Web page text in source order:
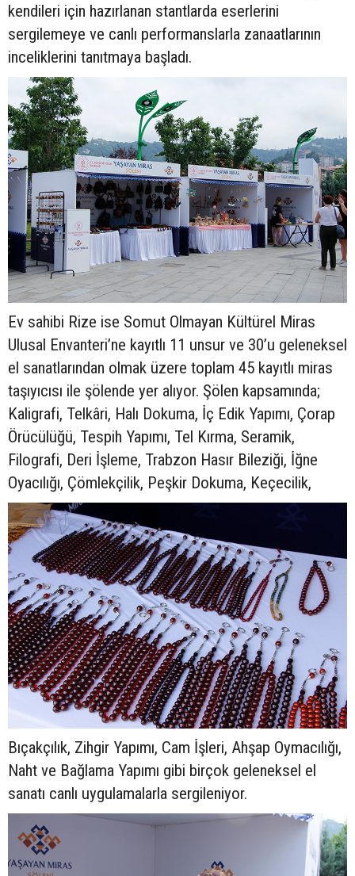
kendileri için hazırlanan stantlarda eserlerini
sergilemeye ve canlı performanslarla zanaatlarının
inceliklerini tanıtmaya başladı.
Ev sahibi Rize ise Somut Olmayan Kültürel Miras
Ulusal Envanteri’ne kayıtlı 11 unsur ve 30’u geleneksel
el sanatlarından olmak üzere toplam 45 kayıtlı miras
taşıyıcısı ile şölende yer alıyor. Şölen kapsamında;
Kaligrafi, Telkâri, Halı Dokuma, İç Edik Yapımı, Çorap
Örücülüğü, Tespih Yapımı, Tel Kırma, Seramik,
Filografi, Deri İşleme, Trabzon Hasır Bileziği, İğne
Oyacılığı, Çömlekçilik, Peşkir Dokuma, Keçecilik,
Bıçakçılık, Zihgir Yapımı, Cam İşleri, Ahşap Oymacılığı,
Naht ve Bağlama Yapımı gibi birçok geleneksel el
sanatı canlı uygulamalarla sergileniyor.